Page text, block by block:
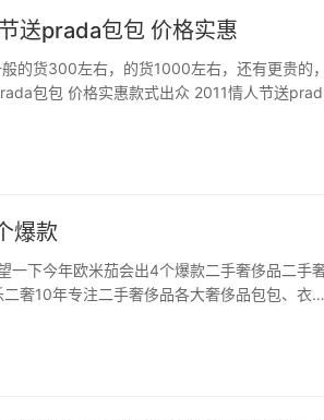
送prada包包 价格实惠
的货300左右，的货1000左右，还有更贵的
包包 价格实惠款式出众 2011情人节送
爆款
一下今年欧米茄会出4个爆款二手奢侈品二手
奢10年专注二手奢侈品各大奢侈品包包、衣